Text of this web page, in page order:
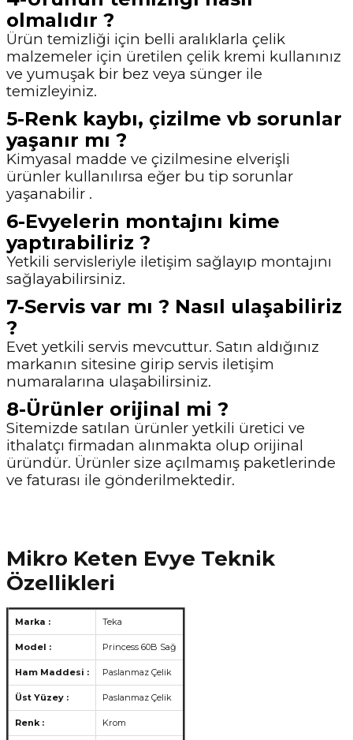
olmalıdır ?
Ürün temizliği için belli aralıklarla çelik
malzemeler için üretilen çelik kremi kullanınız
ve yumuşak bir bez veya sünger ile
temizleyiniz.
5-Renk kaybı, çizilme vb sorunlar
yaşanır mı ?
Kimyasal madde ve çizilmesine elverişli
ürünler kullanılırsa eğer bu tip sorunlar
yaşanabilir .
6-Evyelerin montajını kime
yaptırabiliriz ?
Yetkili servisleriyle iletişim sağlayıp montajını
sağlayabilirsiniz.
7-Servis var mı ? Nasıl ulaşabiliriz
?
Evet yetkili servis mevcuttur. Satın aldığınız
markanın sitesine girip servis iletişim
numaralarına ulaşabilirsiniz.
8-Ürünler orijinal mi ?
Sitemizde satılan ürünler yetkili üretici ve
ithalatçı firmadan alınmakta olup orijinal
üründür. Ürünler size açılmamış paketlerinde
ve faturası ile gönderilmektedir.
Mikro Keten Evye Teknik
Özellikleri
Marka : Teka
Model : Princess 60B Sağ
Ham Maddesi : Paslanmaz Çelik
Üst Yüzey : Paslanmaz Çelik
Renk : Krom